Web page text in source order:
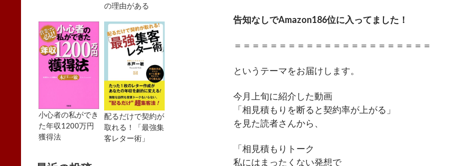
告知なしでAmazon186位に入ってました！
＝＝＝＝＝＝＝＝＝＝＝＝＝＝＝＝＝＝＝＝＝＝
というテーマをお届けします。
今月上旬に紹介した動画
「相見積もりを断ると契約率が上がる」
を見た読者さんから、
「相見積もりトーク
私にはまったくない発想で
の理由がある
小心者の私ができ
た年収1200万円
獲得法
配るだけで契約が
取れる！「最強集
客レター術」